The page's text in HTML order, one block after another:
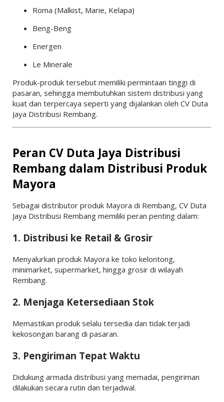
Roma (Malkist, Marie, Kelapa)
Beng-Beng
Energen
Le Minerale
Produk-produk tersebut memiliki permintaan tinggi di
pasaran, sehingga membutuhkan sistem distribusi yang
kuat dan terpercaya seperti yang dijalankan oleh CV Duta
Jaya Distribusi Rembang.
Peran CV Duta Jaya Distribusi
Rembang dalam Distribusi Produk
Mayora
Sebagai distributor produk Mayora di Rembang, CV Duta
Jaya Distribusi Rembang memiliki peran penting dalam:
1. Distribusi ke Retail & Grosir
Menyalurkan produk Mayora ke toko kelontong,
minimarket, supermarket, hingga grosir di wilayah
Rembang.
2. Menjaga Ketersediaan Stok
Memastikan produk selalu tersedia dan tidak terjadi
kekosongan barang di pasaran.
3. Pengiriman Tepat Waktu
Didukung armada distribusi yang memadai, pengiriman
dilakukan secara rutin dan terjadwal.